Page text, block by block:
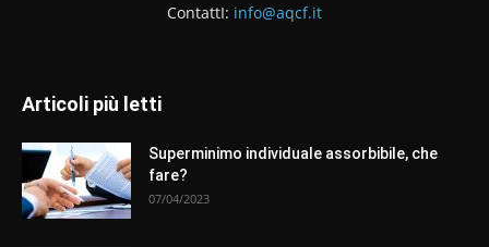
ContattI: info@aqcf.it
Articoli più letti
Superminimo individuale assorbibile, che
fare?
07/04/2023